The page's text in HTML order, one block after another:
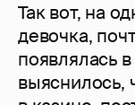
Так вот, на
девочка,
появлялась
выяснилось,